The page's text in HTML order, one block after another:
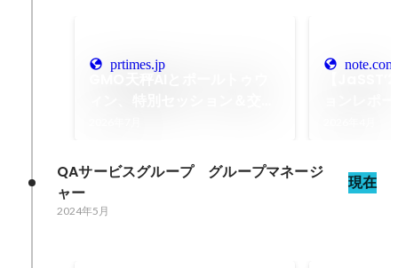
prtimes.jp
らない－AI活用・品質・顧客
note.com
事例—｜
QAサービスグループ　グループマネージ
ャー
現在
2024年5月